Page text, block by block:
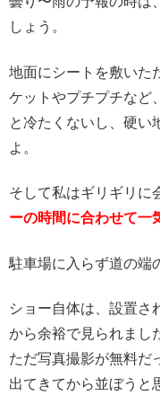
しょう。
地面にシートを敷いた
ケットやプチプチなど
と冷たくないし、硬い
よ。
そして私はギリギリに
ーの時間に合わせて一
駐車場に入らず道の端
ショー自体は、設置さ
から余裕で見られまし
ただ写真撮影が無料だ
出てきてから並ぼうと